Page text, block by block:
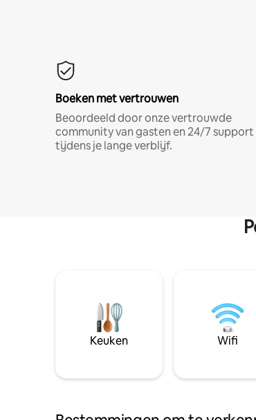
Boeken met vertrouwen
Beoordeeld door onze vertrouwde
community van gasten en 24/7 support
tijdens je lange verblijf.
Keuken Wifi